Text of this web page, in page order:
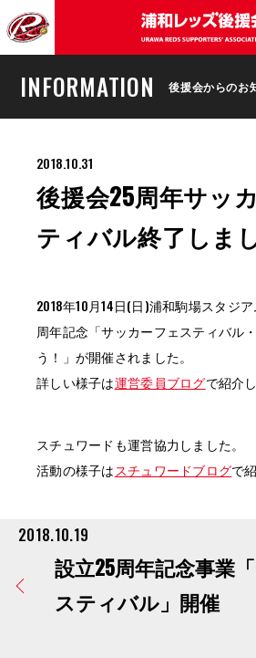
INFORMATION 後援会からのお
2018.10.31
後援会25周年サッ
ティバル終了しま
2018年10月14日(日)浦和駒場スタジ
周年記念「サッカーフェスティバル
う！」が開催されました。
詳しい様子は運営委員ブログで紹介
スチュワードも運営協力しました。
活動の様子はスチュワードブログで
2018.10.19
設立25周年記念事業
スティバル」開催